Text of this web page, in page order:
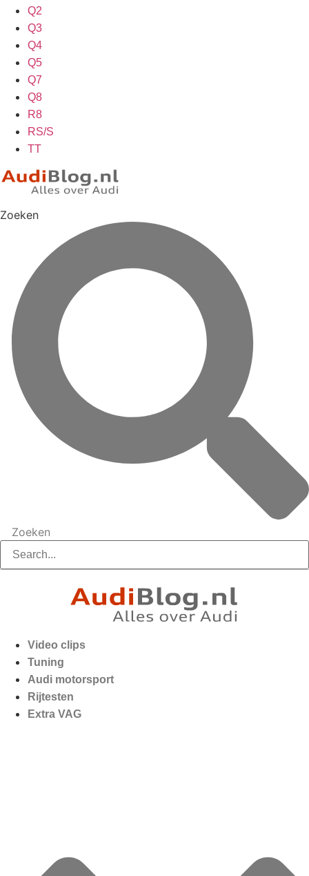
Q2
Q3
Q4
Q5
Q7
Q8
R8
RS/S
TT
Zoeken
Zoeken
Video clips
Tuning
Audi motorsport
Rijtesten
Extra VAG